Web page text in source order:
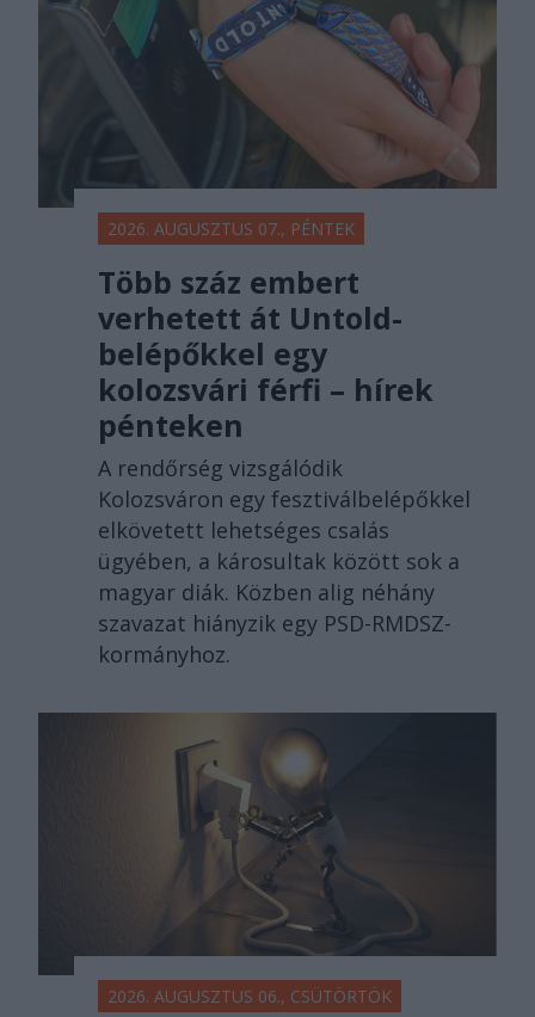
2026. AUGUSZTUS 07., PÉNTEK
Több száz embert
verhetett át Untold-
belépőkkel egy
kolozsvári férfi – hírek
pénteken
A rendőrség vizsgálódik
Kolozsváron egy fesztiválbelépőkkel
elkövetett lehetséges csalás
ügyében, a károsultak között sok a
magyar diák. Közben alig néhány
szavazat hiányzik egy PSD-RMDSZ-
kormányhoz.
2026. AUGUSZTUS 06., CSÜTÖRTÖK